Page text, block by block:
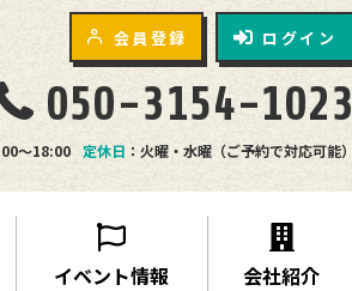
会員登録 ログイン
050-3154-1023
〜18:00 定休日 ：火曜・水曜（ご予約で対応可能）
イベント情報 会社紹介